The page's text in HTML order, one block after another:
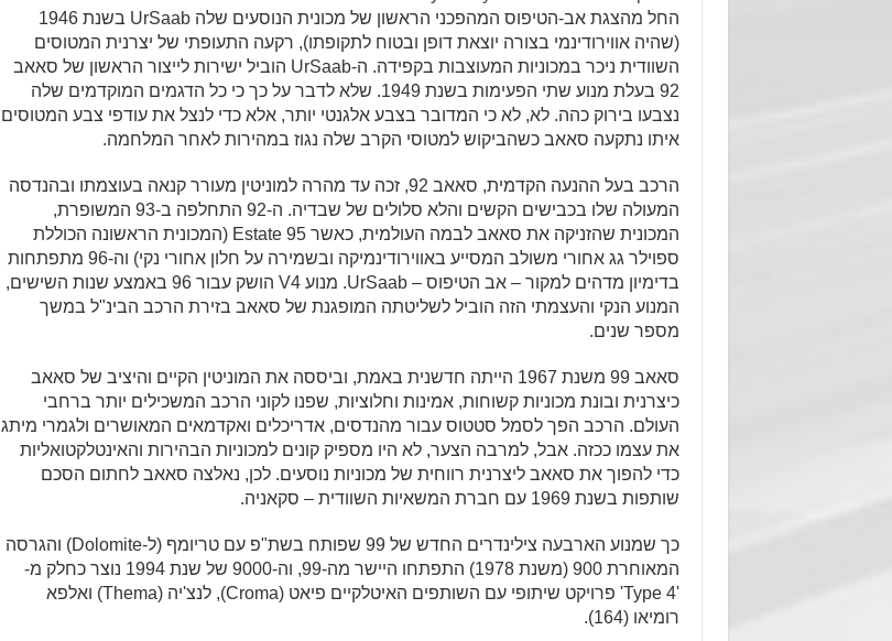
החל מהצגת אב-הטיפוס המהפכני הראשון של מכונית הנוסעים שלה UrSaab בשנת 1946
(שהיה אווירודינמי בצורה יוצאת דופן ובטוח לתקופתו), רקעה התעופתי של יצרנית המטוסים
השוודית ניכר במכוניות המעוצבות בקפידה. ה-UrSaab הוביל ישירות לייצור הראשון של סאאב
92 בעלת מנוע שתי הפעימות בשנת 1949. שלא לדבר על כך כי כל הדגמים המוקדמים שלה
נצבעו בירוק כהה. לא, לא כי המדובר בצבע אלגנטי יותר, אלא כדי לנצל את עודפי צבע המטוסים
איתו נתקעה סאאב כשהביקוש למטוסי הקרב שלה נגוז במהירות לאחר המלחמה.
הרכב בעל ההנעה הקדמית, סאאב 92, זכה עד מהרה למוניטין מעורר קנאה בעוצמתו ובהנדסה
המעולה שלו בכבישים הקשים והלא סלולים של שבדיה. ה-92 התחלפה ב-93 המשופרת,
המכונית שהזניקה את סאאב לבמה העולמית, כאשר Estate 95 (המכונית הראשונה הכוללת
ספוילר גג אחורי משולב המסייע באווירודינמיקה ובשמירה על חלון אחורי נקי) וה-96 מתפתחות
בדימיון מדהים למקור – אב הטיפוס – UrSaab. מנוע V4 הושק עבור 96 באמצע שנות השישים,
המנוע הנקי והעצמתי הזה הוביל לשליטתה המופגנת של סאאב בזירת הרכב הבינ"ל במשך
מספר שנים.
סאאב 99 משנת 1967 הייתה חדשנית באמת, וביססה את המוניטין הקיים והיציב של סאאב
כיצרנית ובונת מכוניות קשוחות, אמינות וחלוציות, שפנו לקוני הרכב המשכילים יותר ברחבי
העולם. הרכב הפך לסמל סטטוס עבור מהנדסים, אדריכלים ואקדמאים המאושרים ולגמרי מיתג
את עצמו ככזה. אבל, למרבה הצער, לא היו מספיק קונים למכוניות הבהירות והאינטלקטואליות
כדי להפוך את סאאב ליצרנית רווחית של מכוניות נוסעים. לכן, נאלצה סאאב לחתום הסכם
שותפות בשנת 1969 עם חברת המשאיות השוודית – סקאניה.
כך שמנוע הארבעה צילינדרים החדש של 99 שפותח בשת"פ עם טריומף (ל-Dolomite) והגרסה
המאוחרת 900 (משנת 1978) התפתחו היישר מה-99, וה-9000 של שנת 1994 נוצר כחלק מ-
'Type 4' פרויקט שיתופי עם השותפים האיטלקיים פיאט (Croma), לנצ'יה (Thema) ואלפא
רומיאו (164).